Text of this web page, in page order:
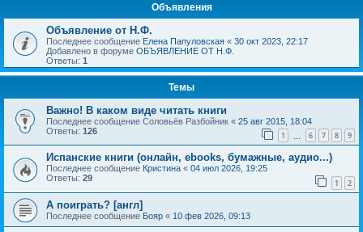
Объявления
Объявление от Н.Ф.
Последнее сообщение Елена Папуловская « 30 окт 2023, 22:17
Добавлено в форуме ОБЪЯВЛЕНИЕ ОТ Н.Ф.
Ответы: 1
Темы
Важно! В каком виде читать книги
Последнее сообщение Соловьёв Разбойник « 25 авг 2015, 18:04
Ответы: 126 1 6 7 8 9
Испанские книги (онлайн, ebooks, бумажные, аудио...)
Последнее сообщение Кристина « 04 июл 2026, 19:25
Ответы: 29 1 2
А поиграть? [англ]
Последнее сообщение Бояр « 10 фев 2026, 09:13